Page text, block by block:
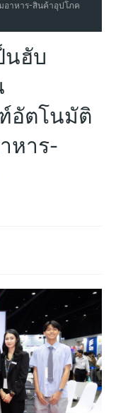
อาหาร-สินค้าอุปโภค
นฮับ
อัตโนมัติ
หาร-